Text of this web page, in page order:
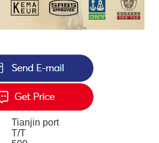
Tianjin port
T/T